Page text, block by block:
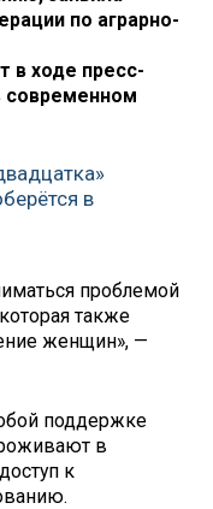
по аграрно-
в ходе пресс-
в
проблемой
также
женщин», —
поддержке
в
к